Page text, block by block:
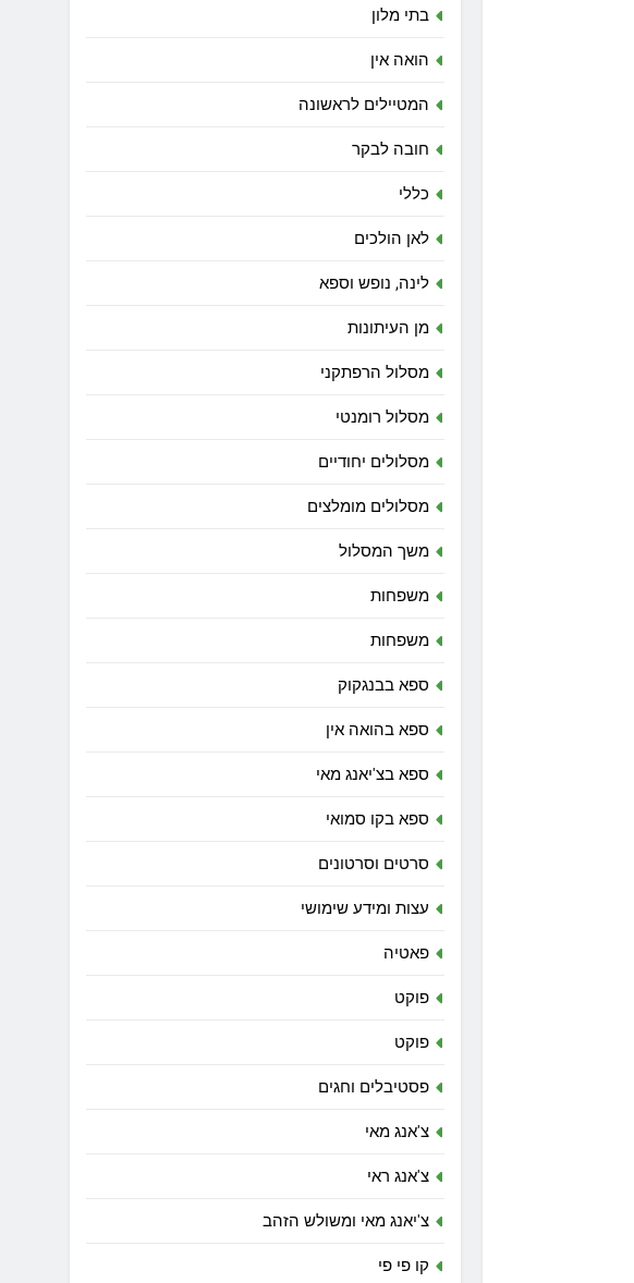
בתי מלון
הואה אין
המטיילים לראשונה
חובה לבקר
כללי
לאן הולכים
לינה, נופש וספא
מן העיתונות
מסלול הרפתקני
מסלול רומנטי
מסלולים יחודיים
מסלולים מומלצים
משך המסלול
משפחות
משפחות
ספא בבנגקוק
ספא בהואה אין
ספא בצ'יאנג מאי
ספא בקו סמואי
סרטים וסרטונים
עצות ומידע שימושי
פאטיה
פוקט
פוקט
פסטיבלים וחגים
צ'אנג מאי
צ'אנג ראי
צ'יאנג מאי ומשולש הזהב
קו פי פי